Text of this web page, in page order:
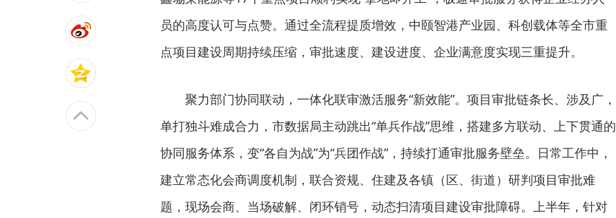
员的高度认可与点赞。通过全流程提质增效，中颐智港产业园、科创载体等全市重
点项目建设周期持续压缩，审批速度、建设进度、企业满意度实现三重提升。
聚力部门协同联动，一体化联审激活服务“新效能”。项目审批链条长、涉及广，
单打独斗难成合力，市数据局主动跳出“单兵作战”思维，搭建多方联动、上下贯通的
协同服务体系，变“各自为战”为“兵团作战”，持续打通审批服务壁垒。日常工作中，
建立常态化会商调度机制，联合资规、住建及各镇（区、街道）研判项目审批难
题，现场会商、当场破解、闭环销号，动态扫清项目建设审批障碍。上半年，针对